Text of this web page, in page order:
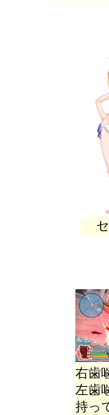
右歯
左歯
持っ